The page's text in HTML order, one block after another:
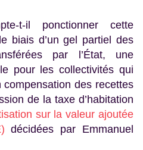
t-il ponctionner cette
biais d’un gel partiel des
par l’État, une
pour les collectivités qui
des recettes
de la taxe d’habitation
sur la valeur ajoutée
décidées par Emmanuel